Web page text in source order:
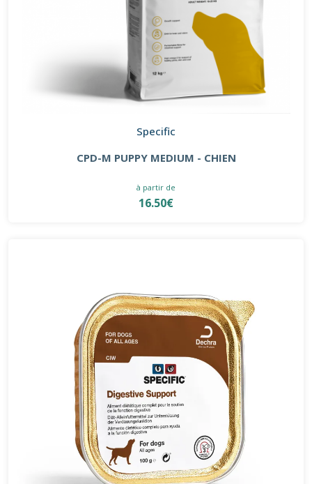
Specific
CPD-M PUPPY MEDIUM - CHIEN
à partir de
16.50€